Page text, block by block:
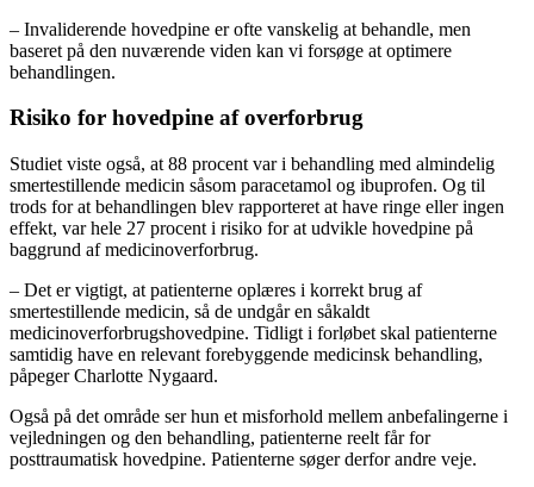
– Invaliderende hovedpine er ofte vanskelig at behandle, men
baseret på den nuværende viden kan vi forsøge at optimere
behandlingen.
Risiko for hovedpine af overforbrug
Studiet viste også, at 88 procent var i behandling med almindelig
smertestillende medicin såsom paracetamol og ibuprofen. Og til
trods for at behandlingen blev rapporteret at have ringe eller ingen
effekt, var hele 27 procent i risiko for at udvikle hovedpine på
baggrund af medicinoverforbrug.
– Det er vigtigt, at patienterne oplæres i korrekt brug af
smertestillende medicin, så de undgår en såkaldt
medicinoverforbrugshovedpine. Tidligt i forløbet skal patienterne
samtidig have en relevant forebyggende medicinsk behandling,
påpeger Charlotte Nygaard.
Også på det område ser hun et misforhold mellem anbefalingerne i
vejledningen og den behandling, patienterne reelt får for
posttraumatisk hovedpine. Patienterne søger derfor andre veje.